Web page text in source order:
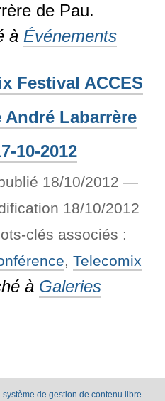
de Pau.
à Événements
Festival ACCES
André Labarrère
10-2012
18/10/2012 —
18/10/2012
clés associés :
,Telecomix
à Galeries
système de gestion de contenu libre